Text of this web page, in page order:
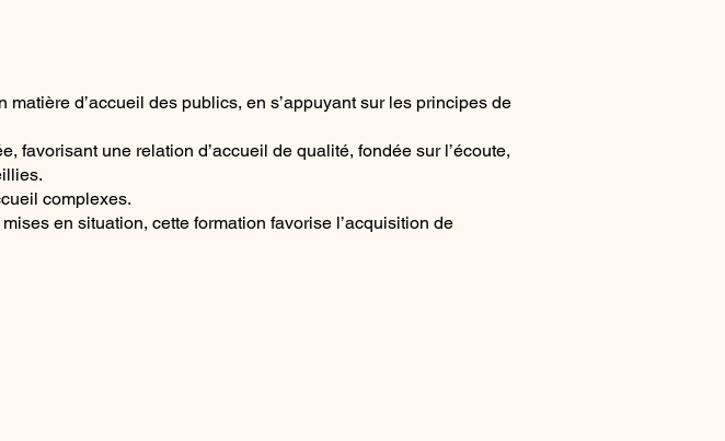
d’accueil des publics, en s’appuyant sur les principes de
favorisant une relation d’accueil de qualité, fondée sur l’écoute,
complexes.
en situation, cette formation favorise l’acquisition de